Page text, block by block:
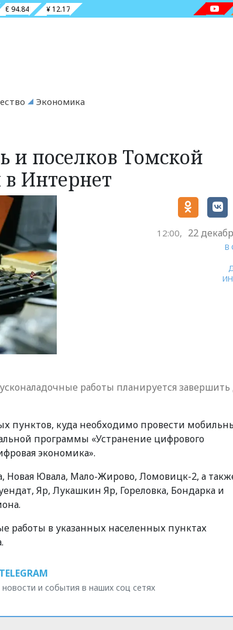
€ 94.84 ¥ 12.17
Экономика
и поселков Томской
в Интернет
12:00, 22
В
работы планируется завершить
пунктов, куда необходимо провести
программы «Устранение цифрового
экономика».
Ювала, Мало-Жирово, Ломовицк-2, а
Яр, Лукашкин Яр, Гореловка, Бондарка и
работы в указанных населенных пунктах
TELEGRAM
и события в наших соц сетях